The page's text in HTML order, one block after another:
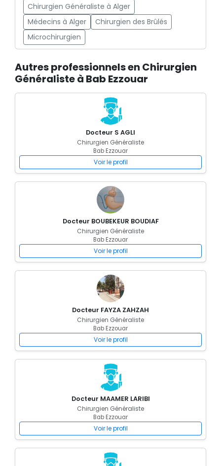
Chirurgien Généraliste à Alger
Médecins à Alger
Chirurgien des Brûlés
Microchirurgien
Autres professionnels en Chirurgien
Généraliste à Bab Ezzouar
Docteur S AGLI
Chirurgien Généraliste
Bab Ezzouar
Voir le profil
Docteur BOUBEKEUR BOUDIAF
Chirurgien Généraliste
Bab Ezzouar
Voir le profil
Docteur FAYZA ZAHZAH
Chirurgien Généraliste
Bab Ezzouar
Voir le profil
Docteur MAAMER LARIBI
Chirurgien Généraliste
Bab Ezzouar
Voir le profil